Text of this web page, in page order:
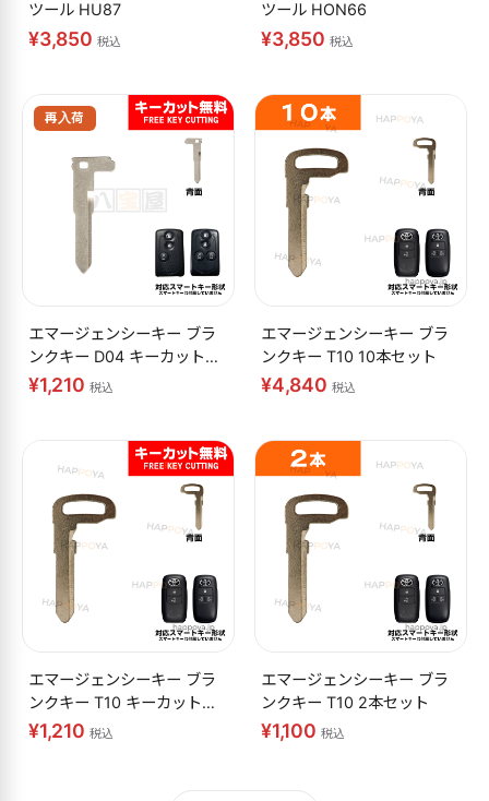
ツール HU87
¥3,850 税込
ツール HON66
¥3,850 税込
再入荷
エマージェンシーキー ブラ
ンクキー D04 キーカット無
料
¥1,210 税込
エマージェンシーキー ブラ
ンクキー T10 10本セット
¥4,840 税込
エマージェンシーキー ブラ
ンクキー T10 キーカット無
料
¥1,210 税込
エマージェンシーキー ブラ
ンクキー T10 2本セット
¥1,100 税込